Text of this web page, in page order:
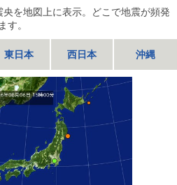
を地図上に表示。どこで地震が頻発
す。
東日本 西日本 沖縄